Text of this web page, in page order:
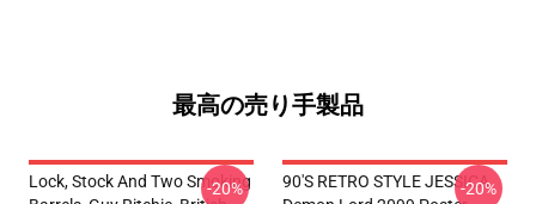
最高の売り手製品
Lock, Stock And Two Smoking
-20%
90'S RETRO STYLE JESSICA
-20%